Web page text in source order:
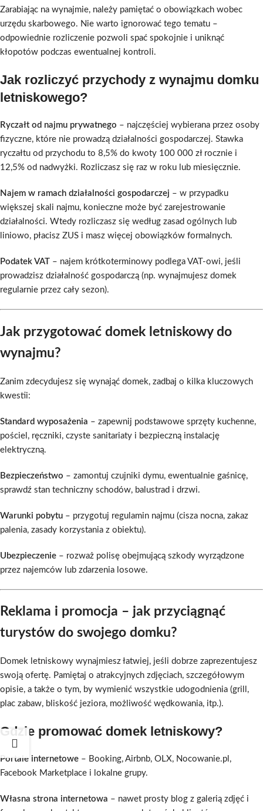
Zarabiając na wynajmie, należy pamiętać o obowiązkach wobec
urzędu skarbowego. Nie warto ignorować tego tematu –
odpowiednie rozliczenie pozwoli spać spokojnie i uniknąć
kłopotów podczas ewentualnej kontroli.
Jak rozliczyć przychody z wynajmu domku
letniskowego?
Ryczałt od najmu prywatnego – najczęściej wybierana przez osoby
fizyczne, które nie prowadzą działalności gospodarczej. Stawka
ryczałtu od przychodu to 8,5% do kwoty 100 000 zł rocznie i
12,5% od nadwyżki. Rozliczasz się raz w roku lub miesięcznie.
Najem w ramach działalności gospodarczej – w przypadku
większej skali najmu, konieczne może być zarejestrowanie
działalności. Wtedy rozliczasz się według zasad ogólnych lub
liniowo, płacisz ZUS i masz więcej obowiązków formalnych.
Podatek VAT – najem krótkoterminowy podlega VAT-owi, jeśli
prowadzisz działalność gospodarczą (np. wynajmujesz domek
regularnie przez cały sezon).
Jak przygotować domek letniskowy do
wynajmu?
Zanim zdecydujesz się wynająć domek, zadbaj o kilka kluczowych
kwestii:
Standard wyposażenia – zapewnij podstawowe sprzęty kuchenne,
pościel, ręczniki, czyste sanitariaty i bezpieczną instalację
elektryczną.
Bezpieczeństwo – zamontuj czujniki dymu, ewentualnie gaśnicę,
sprawdź stan techniczny schodów, balustrad i drzwi.
Warunki pobytu – przygotuj regulamin najmu (cisza nocna, zakaz
palenia, zasady korzystania z obiektu).
Ubezpieczenie – rozważ polisę obejmującą szkody wyrządzone
przez najemców lub zdarzenia losowe.
Reklama i promocja – jak przyciągnąć
turystów do swojego domku?
Domek letniskowy wynajmiesz łatwiej, jeśli dobrze zaprezentujesz
swoją ofertę. Pamiętaj o atrakcyjnych zdjęciach, szczegółowym
opisie, a także o tym, by wymienić wszystkie udogodnienia (grill,
plac zabaw, bliskość jeziora, możliwość wędkowania, itp.).
Gdzie promować domek letniskowy?
Portale internetowe – Booking, Airbnb, OLX, Nocowanie.pl,
Facebook Marketplace i lokalne grupy.
Własna strona internetowa – nawet prosty blog z galerią zdjęć i